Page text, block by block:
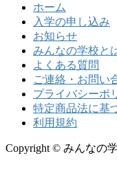
ホーム
入学の申し込み
お知らせ
みんなの学校と
よくある質問
ご連絡・お問い
プライバシーポ
特定商品法に基
利用規約
Copyright © みんなの